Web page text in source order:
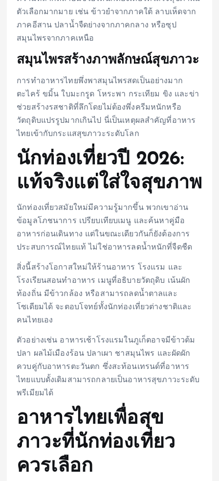
ตัวเลือกมากมาย เช่น ข้าวยำจากภาคใต้ ลาบเห็ดจาก
ภาคอีสาน ปลาน้ำจืดย่างจากภาคกลาง หรือซุป
สมุนไพรจากภาคเหนือ
สมุนไพรสร้างภาพลักษณ์สุขภาวะ
การทำอาหารไทยพึ่งพาสมุนไพรสดเป็นอย่างมาก
ตะไคร้ ขมิ้น ใบมะกรูด โหระพา กระเทียม ขิง และข่า
ช่วยสร้างรสชาติที่ลึกโดยไม่ต้องพึ่งครีมหนักหรือ
วัตถุดิบแปรรูปมากเกินไป นี่เป็นเหตุผลสำคัญที่อาหาร
ไทยเข้ากับกระแสสุขภาวะระดับโลก
นักท่องเที่ยวปี 2026:
แท้จริงแต่ใส่ใจสุขภาพ
นักท่องเที่ยวสมัยใหม่มีความรู้มากขึ้น พวกเขาอ่าน
ข้อมูลโภชนาการ เปรียบเทียบเมนู และค้นหาคู่มือ
อาหารก่อนเดินทาง แต่ในขณะเดียวกันก็ยังต้องการ
ประสบการณ์ไทยแท้ ไม่ใช่อาหารลดน้ำหนักที่จืดชืด
สิ่งนี้สร้างโอกาสใหม่ให้ร้านอาหาร โรงแรม และ
โรงเรียนสอนทำอาหาร เมนูที่อธิบายวัตถุดิบ เน้นผัก
ท้องถิ่น มีข้าวกล้อง หรือสามารถลดน้ำตาลและ
โซเดียมได้ จะตอบโจทย์ทั้งนักท่องเที่ยวต่างชาติและ
คนไทยเอง
ตัวอย่างเช่น อาหารเช้าโรงแรมในภูเก็ตอาจมีข้าวต้ม
ปลา ผลไม้เมืองร้อน ปลาเผา ชาสมุนไพร และผัดผัก
ควบคู่กับอาหารตะวันตก ซึ่งสะท้อนเทรนด์ที่อาหาร
ไทยแบบดั้งเดิมสามารถกลายเป็นอาหารสุขภาวะระดับ
พรีเมียมได้
อาหารไทยเพื่อสุข
ภาวะที่นักท่องเที่ยว
ควรเลือก